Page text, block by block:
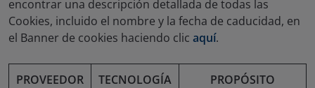
encontrar una descripción detallada de todas las
Cookies, incluido el nombre y la fecha de caducidad, en
el Banner de cookies haciendo clic aquí.
PROVEEDOR
TECNOLOGÍA
PROPÓSITO